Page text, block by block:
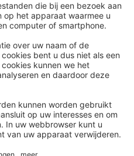
HR Academy
HR Podcast
CHRO
HR Day